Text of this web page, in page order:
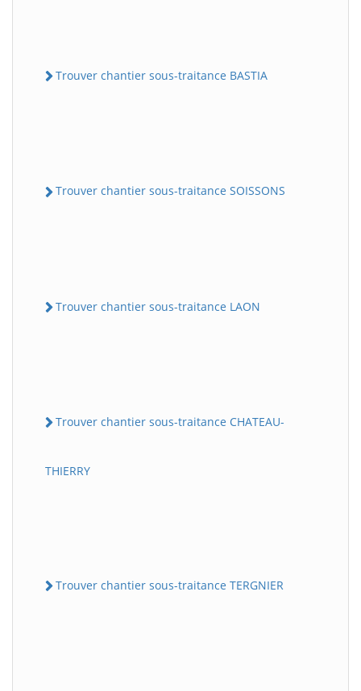
Trouver chantier sous-traitance BASTIA
Trouver chantier sous-traitance SOISSONS
Trouver chantier sous-traitance LAON
Trouver chantier sous-traitance CHATEAU-
THIERRY
Trouver chantier sous-traitance TERGNIER